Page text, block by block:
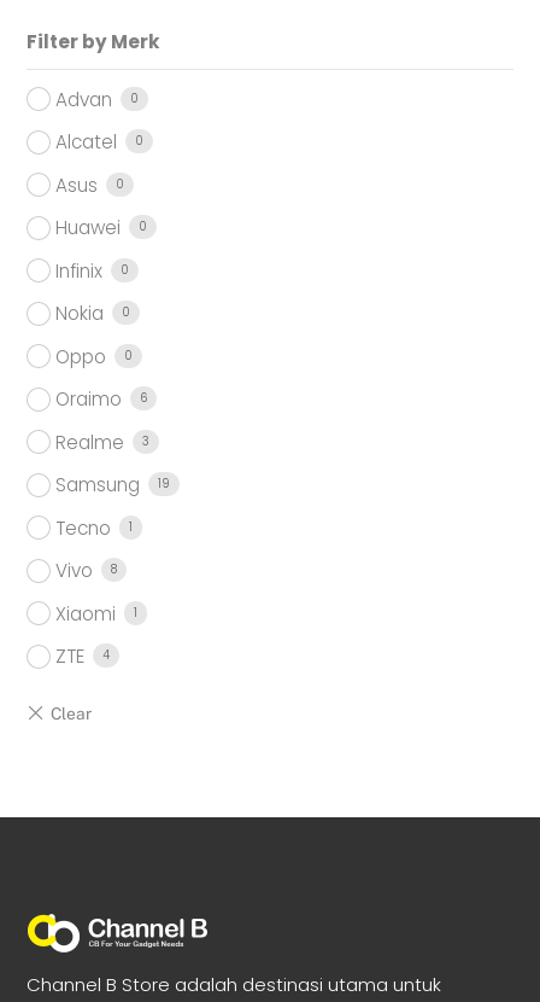
Filter by Merk
Advan 0
Alcatel 0
Asus 0
Huawei 0
Infinix 0
Nokia 0
Oppo 0
Oraimo 6
Realme 3
Samsung 19
Tecno 1
Vivo 8
Xiaomi 1
ZTE 4
Channel B Store adalah destinasi utama untuk